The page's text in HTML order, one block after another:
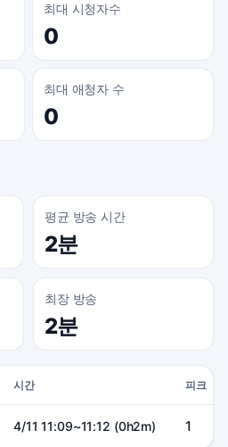
최대 시청자수
0
최대 애청자 수
0
평균 방송 시간
2분
최장 방송
2분
시간 피크
4/11 11:09~11:12 (0h2m) 1